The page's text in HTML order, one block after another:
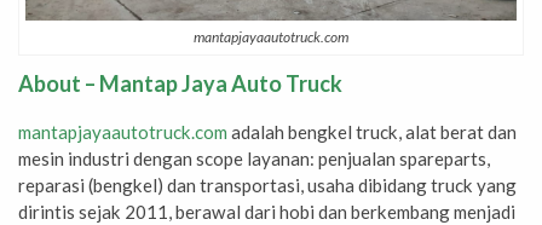
mantapjayaautotruck.com
About – Mantap Jaya Auto Truck
mantapjayaautotruck.com adalah bengkel truck, alat berat dan
mesin industri dengan scope layanan: penjualan spareparts,
reparasi (bengkel) dan transportasi, usaha dibidang truck yang
dirintis sejak 2011, berawal dari hobi dan berkembang menjadi